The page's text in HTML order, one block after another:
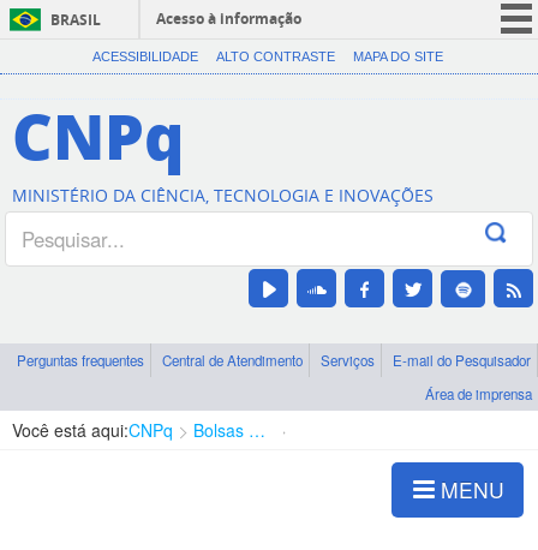
BRASIL
Acesso à informação
CORONAVÍRUS (COVID-19)
Canais
ACESSIBILIDADE ALTO CONTRASTE MAPA DO SITE
CNPq
MINISTÉRIO DA CIÊNCIA, TECNOLOGIA E INOVAÇÕES
Perguntas frequentes Central de Atendimento Serviços
E-mail do Pesquisador
Área de imprensa
Você está aqui:CNPq Bolsas e Auxílios Vigentes
MENU